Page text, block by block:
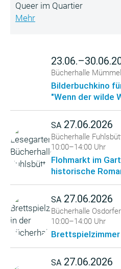
Queer im Quartier
Mehr
Bücherhalle
Bilderbuchkino
"Wenn der wilde
SA 27.06.2026
Bücherhalle
10:00–14:00 Uhr
Flohmarkt im
historische
SA 27.06.2026
Bücherhalle
10:00–14:00 Uhr
Brettspielzimmer
SA 27.06.2026